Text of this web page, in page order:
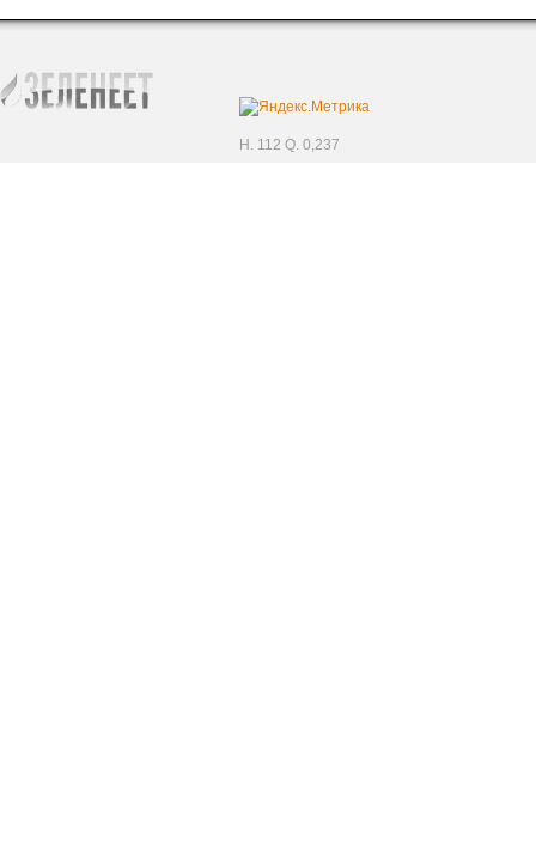
H. 112 Q. 0,237